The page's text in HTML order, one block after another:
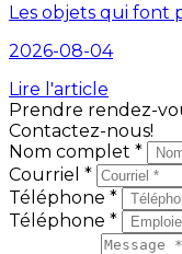
Les objets qui font
2026-08-04
Lire l'article
Prendre rendez-
Contactez-nous!
Nom complet *
Courriel *
Téléphone *
Téléphone *